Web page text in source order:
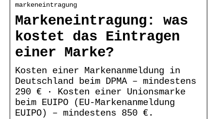
markeneintragung
Markeneintragung: was
kostet das Eintragen
einer Marke?
Kosten einer Markenanmeldung in
Deutschland beim DPMA – mindestens
290 € · Kosten einer Unionsmarke
beim EUIPO (EU-Markenanmeldung
EUIPO) – mindestens 850 €.